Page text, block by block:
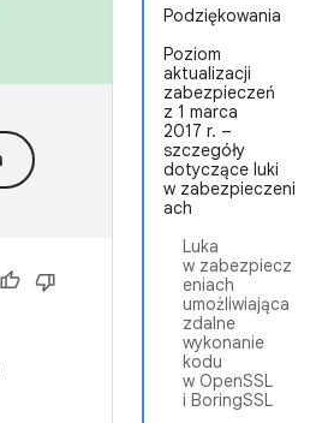
Podziękowania
Poziom
aktualizacji
zabezpieczeń
z 1 marca
2017 r. –
szczegóły
dotyczące luki
w zabezpieczeni
ach
Luka
w zabezpiecz
eniach
umożliwiająca
zdalne
wykonanie
kodu
w OpenSSL
i BoringSSL